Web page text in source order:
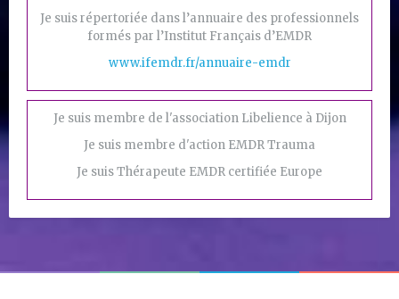
Je suis répertoriée dans l’annuaire des professionnels
formés par l’Institut Français d’EMDR
www.ifemdr.fr/annuaire-emdr
Je suis membre de l'association Libelience à Dijon
Je suis membre d'action EMDR Trauma
Je suis Thérapeute EMDR certifiée Europe